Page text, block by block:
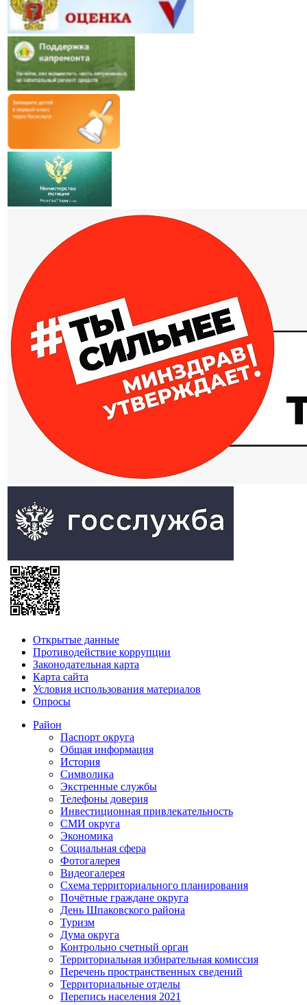
Открытые данные
Противодействие коррупции
Законодательная карта
Карта сайта
Условия использования материалов
Опросы
Район
Паспорт округа
Общая информация
История
Символика
Экстренные службы
Телефоны доверия
Инвестиционная привлекательность
СМИ округа
Экономика
Социальная сфера
Фотогалерея
Видеогалерея
Схема территориального планирования
Почётные граждане округа
День Шпаковского района
Туризм
Дума округа
Контрольно счетный орган
Территориальная избирательная комиссия
Перечень пространственных сведений
Территориальные отделы
Перепись населения 2021